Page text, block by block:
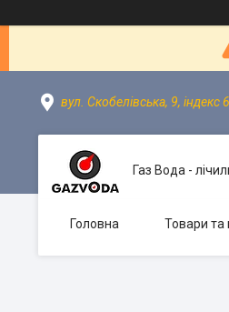
вул. Скобелівська, 9, індекс
Газ Вода -
Головна Товари та